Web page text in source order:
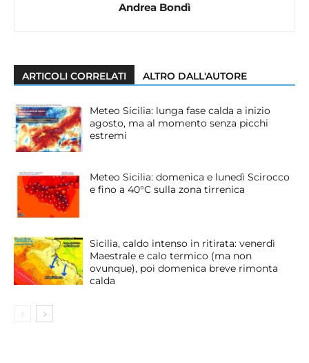
Andrea Bondì
ARTICOLI CORRELATI ALTRO DALL'AUTORE
Meteo Sicilia: lunga fase calda a inizio
agosto, ma al momento senza picchi
estremi
Meteo Sicilia: domenica e lunedì Scirocco
e fino a 40°C sulla zona tirrenica
Sicilia, caldo intenso in ritirata: venerdì
Maestrale e calo termico (ma non
ovunque), poi domenica breve rimonta
calda